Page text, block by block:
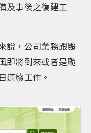
及事後之復建工
說，公司業務跟颱
即將到來或者是颱
連續工作。